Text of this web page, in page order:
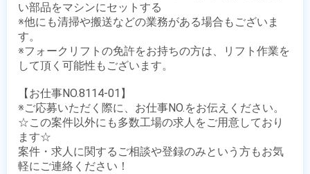
い部品をマシンにセットする
※他にも清掃や搬送などの業務がある場合もございま
す。
※フォークリフトの免許をお持ちの方は、リフト作業を
して頂く可能性もございます。
【お仕事NO.8114-01】
※ご応募いただく際に、お仕事NO.をお伝えください。
☆この案件以外にも多数工場の求人をご用意しており
ます☆
案件・求人に関するご相談や登録のみという方もお気
軽にご連絡ください！